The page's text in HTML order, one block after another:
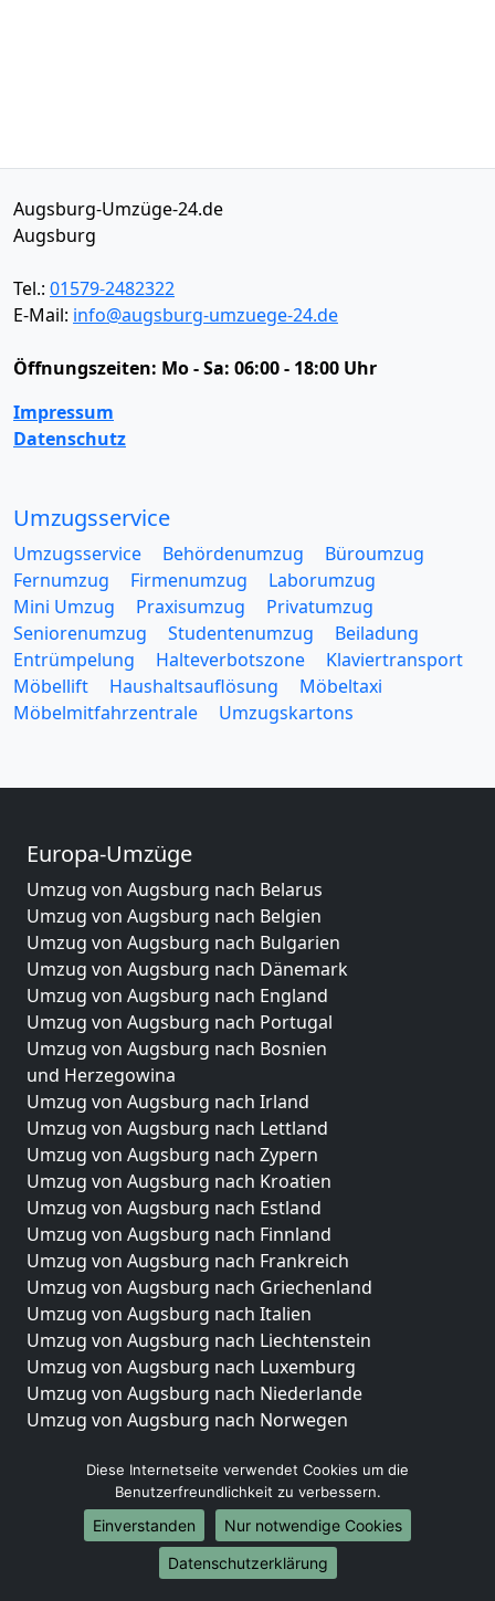
Augsburg-Umzüge-24.de
Augsburg
Tel.: 01579-2482322
E-Mail: info@augsburg-umzuege-24.de
Öffnungszeiten: Mo - Sa: 06:00 - 18:00 Uhr
Impressum
Datenschutz
Umzugsservice
Umzugsservice Behördenumzug
Büroumzug
Fernumzug
Firmenumzug
Laborumzug
Mini Umzug
Praxisumzug
Privatumzug
Seniorenumzug
Studentenumzug
Beiladung
Entrümpelung
Halteverbotszone
Klaviertransport
Möbellift
Haushaltsauflösung
Möbeltaxi
Möbelmitfahrzentrale
Umzugskartons
Europa-Umzüge
Umzug von Augsburg nach Belarus
Umzug von Augsburg nach Belgien
Umzug von Augsburg nach Bulgarien
Umzug von Augsburg nach Dänemark
Umzug von Augsburg nach England
Umzug von Augsburg nach Portugal
Umzug von Augsburg nach Bosnien
und Herzegowina
Umzug von Augsburg nach Irland
Umzug von Augsburg nach Lettland
Umzug von Augsburg nach Zypern
Umzug von Augsburg nach Kroatien
Umzug von Augsburg nach Estland
Umzug von Augsburg nach Finnland
Umzug von Augsburg nach Frankreich
Umzug von Augsburg nach Griechenland
Umzug von Augsburg nach Italien
Umzug von Augsburg nach Liechtenstein
Umzug von Augsburg nach Luxemburg
Umzug von Augsburg nach Niederlande
Umzug von Augsburg nach Norwegen
Umzüge-Deutschlandweit
Umzug von Augsburg nach Berlin
Umzug von Augsburg nach Hamburg
Umzug von Augsburg nach München
Umzug von Augsburg nach Köln
Diese Internetseite verwendet Cookies um die
Benutzerfreundlichkeit zu verbessern.
Einverstanden
Nur notwendige Cookies
Datenschutzerklärung